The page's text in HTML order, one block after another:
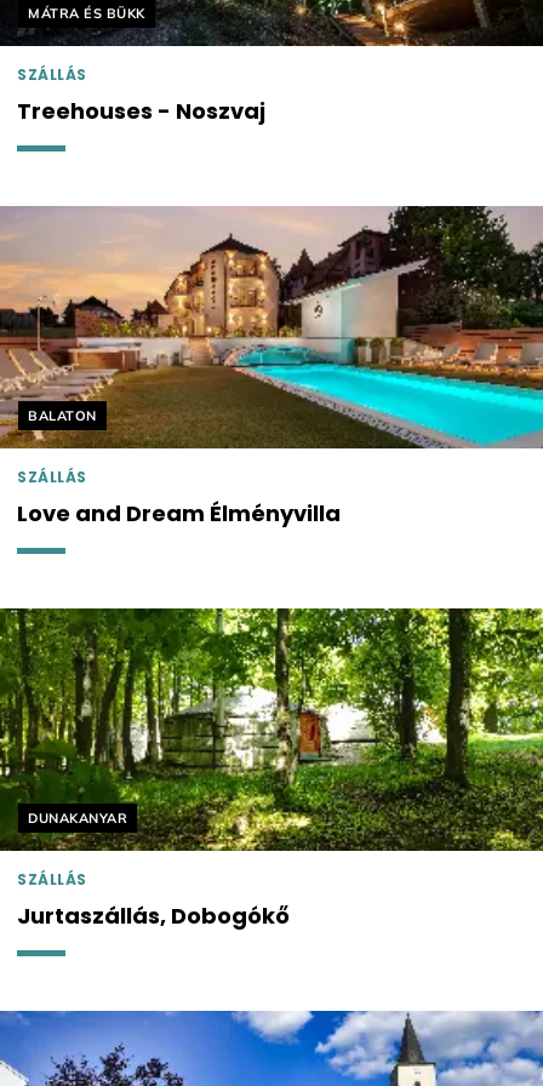
Helyszín címkék:
MÁTRA ÉS BÜKK
SZÁLLÁS
Treehouses - Noszvaj
Helyszín címkék:
BALATON
SZÁLLÁS
Love and Dream Élményvilla
Helyszín címkék:
DUNAKANYAR
SZÁLLÁS
Jurtaszállás, Dobogókő